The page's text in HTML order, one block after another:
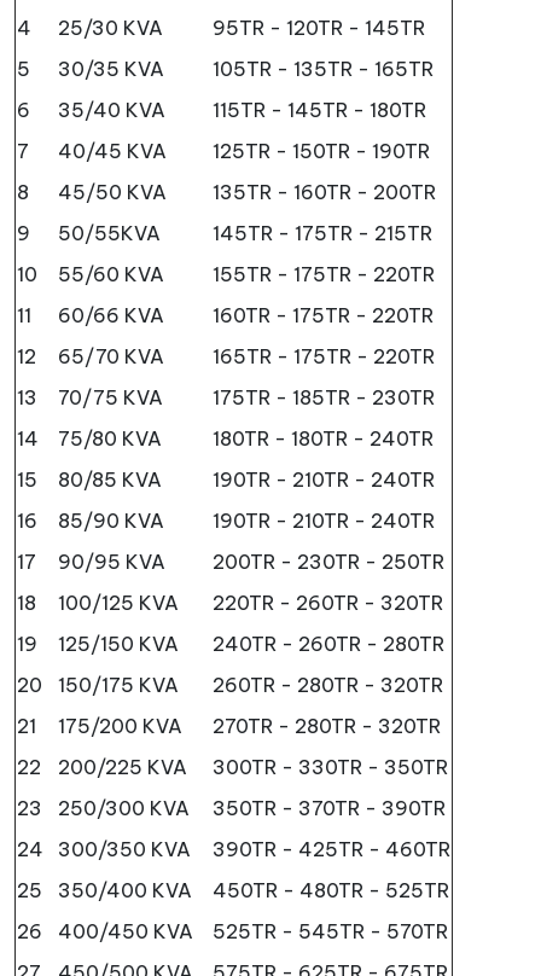
4
25/30 KVA
95TR - 120TR - 145TR
5
30/35 KVA
105TR - 135TR - 165TR
6
35/40 KVA
115TR - 145TR - 180TR
7
40/45 KVA
125TR - 150TR - 190TR
8
45/50 KVA
135TR - 160TR - 200TR
9
50/55KVA
145TR - 175TR - 215TR
10
55/60 KVA
155TR - 175TR - 220TR
11
60/66 KVA
160TR - 175TR - 220TR
12
65/70 KVA
165TR - 175TR - 220TR
13
70/75 KVA
175TR - 185TR - 230TR
14
75/80 KVA
180TR - 180TR - 240TR
15
80/85 KVA
190TR - 210TR - 240TR
16
85/90 KVA
190TR - 210TR - 240TR
17
90/95 KVA
200TR - 230TR - 250TR
18
100/125 KVA
220TR - 260TR - 320TR
19
125/150 KVA
240TR - 260TR - 280TR
20
150/175 KVA
260TR - 280TR - 320TR
21
175/200 KVA
270TR - 280TR - 320TR
22
200/225 KVA
300TR - 330TR - 350TR
23
250/300 KVA
350TR - 370TR - 390TR
24
300/350 KVA
390TR - 425TR - 460TR
25
350/400 KVA
450TR - 480TR - 525TR
26
400/450 KVA
525TR - 545TR - 570TR